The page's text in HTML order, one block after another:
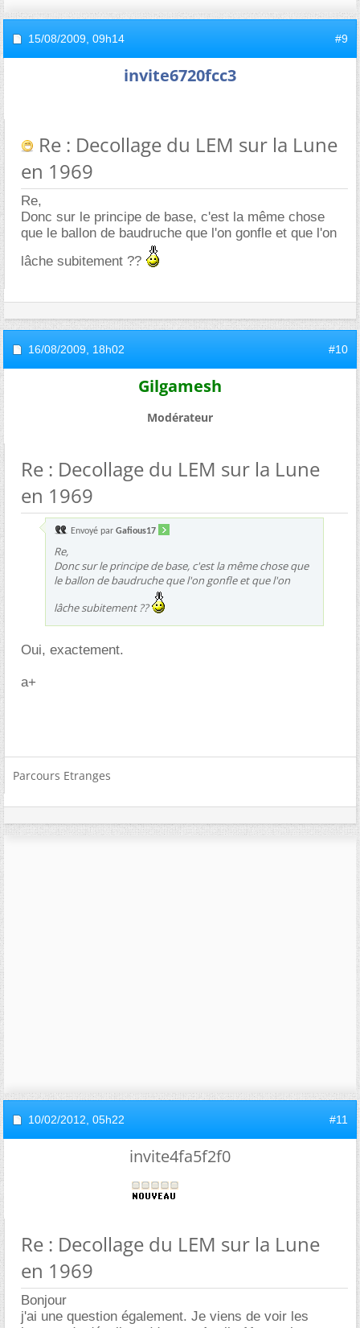
15/08/2009, 09h14 #9
invite6720fcc3
Re : Decollage du LEM sur la Lune
en 1969
Re,
Donc sur le principe de base, c'est la même chose
que le ballon de baudruche que l'on gonfle et que l'on
lâche subitement ??
16/08/2009, 18h02 #10
Gilgamesh
Modérateur
Re : Decollage du LEM sur la Lune
en 1969
Envoyé par Gafious17
Re,
Donc sur le principe de base, c'est la même chose que
le ballon de baudruche que l'on gonfle et que l'on
lâche subitement ??
Oui, exactement.
a+
Parcours Etranges
10/02/2012, 05h22 #11
invite4fa5f2f0
Re : Decollage du LEM sur la Lune
en 1969
Bonjour
j'ai une question également. Je viens de voir les